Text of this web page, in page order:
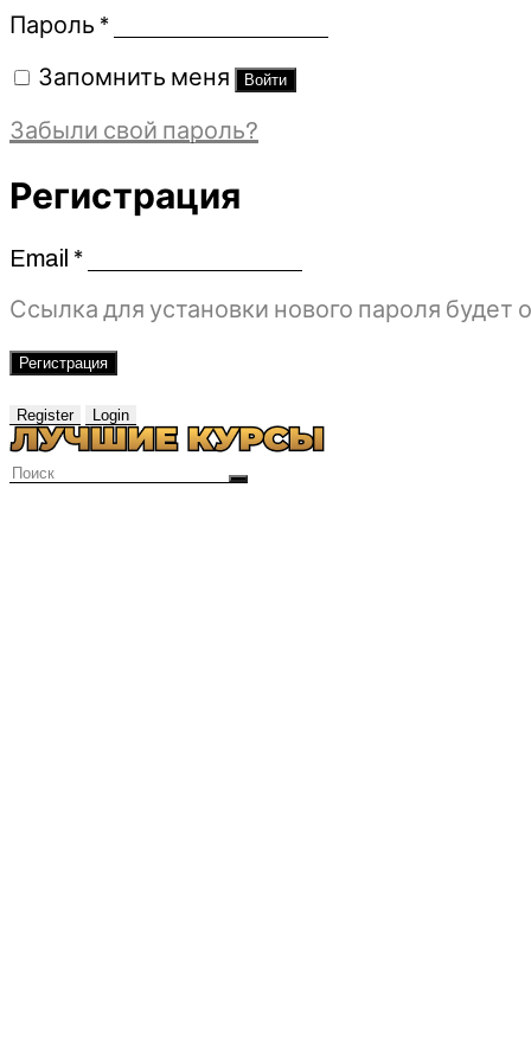
Пароль *Обязательно
Запомнить меня Войти
Забыли свой пароль?
Регистрация
Email *Обязательно
Ссылка для установки нового пароля
Регистрация
Register Login